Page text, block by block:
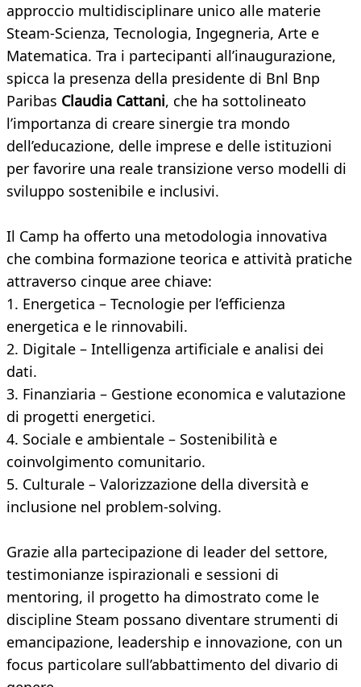
approccio multidisciplinare unico alle materie
Steam-Scienza, Tecnologia, Ingegneria, Arte e
Matematica. Tra i partecipanti all’inaugurazione,
spicca la presenza della presidente di Bnl Bnp
Paribas Claudia Cattani, che ha sottolineato
l’importanza di creare sinergie tra mondo
dell’educazione, delle imprese e delle istituzioni
per favorire una reale transizione verso modelli di
sviluppo sostenibile e inclusivi.
Il Camp ha offerto una metodologia innovativa
che combina formazione teorica e attività pratiche
attraverso cinque aree chiave:
1. Energetica – Tecnologie per l’efficienza
energetica e le rinnovabili.
2. Digitale – Intelligenza artificiale e analisi dei
dati.
3. Finanziaria – Gestione economica e valutazione
di progetti energetici.
4. Sociale e ambientale – Sostenibilità e
coinvolgimento comunitario.
5. Culturale – Valorizzazione della diversità e
inclusione nel problem-solving.
Grazie alla partecipazione di leader del settore,
testimonianze ispirazionali e sessioni di
mentoring, il progetto ha dimostrato come le
discipline Steam possano diventare strumenti di
emancipazione, leadership e innovazione, con un
focus particolare sull’abbattimento del divario di